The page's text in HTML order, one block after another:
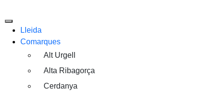
Lleida
Comarques
Alt Urgell
Alta Ribagorça
Cerdanya